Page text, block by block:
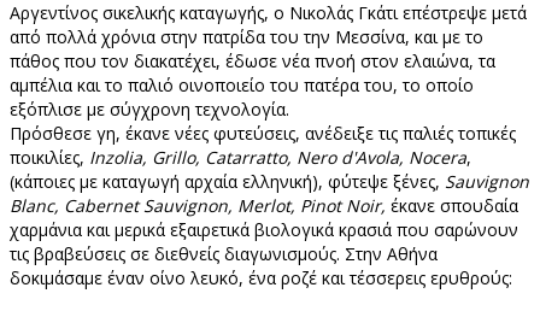
Αργεντίνος σικελικής καταγωγής, ο Νικολάς Γκάτι επέστρεψε μετά
από πολλά χρόνια στην πατρίδα του την Μεσσίνα, και με το
πάθος που τον διακατέχει, έδωσε νέα πνοή στον ελαιώνα, τα
αμπέλια και το παλιό οινοποιείο του πατέρα του, το οποίο
εξόπλισε με σύγχρονη τεχνολογία.
Πρόσθεσε γη, έκανε νέες φυτεύσεις, ανέδειξε τις παλιές τοπικές
ποικιλίες, Inzolia, Grillo, Catarratto, Nero d'Avola, Nocera,
(κάποιες με καταγωγή αρχαία ελληνική), φύτεψε ξένες, Sauvignon
Blanc, Cabernet Sauvignon, Merlot, Pinot Noir, έκανε σπουδαία
χαρμάνια και μερικά εξαιρετικά βιολογικά κρασιά που σαρώνουν
τις βραβεύσεις σε διεθνείς διαγωνισμούς. Στην Αθήνα
δοκιμάσαμε έναν οίνο λευκό, ένα ροζέ και τέσσερεις ερυθρούς: